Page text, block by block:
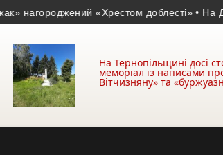
«Хрестом доблесті» • На
На Тернопільщині досі
меморіал із написами
Вітчизняну» та